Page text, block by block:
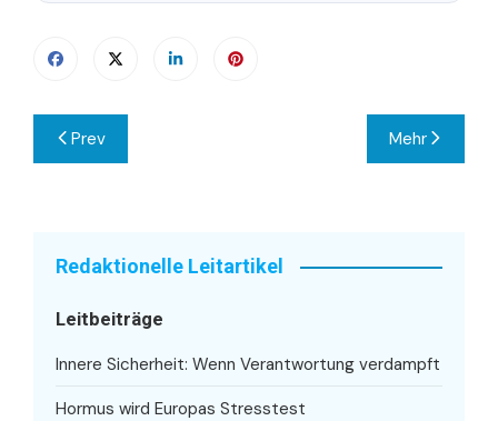
Beitragsnavigation
Prev Mehr
Redaktionelle Leitartikel
Leitbeiträge
Innere Sicherheit: Wenn Verantwortung verdampft
Hormus wird Europas Stresstest